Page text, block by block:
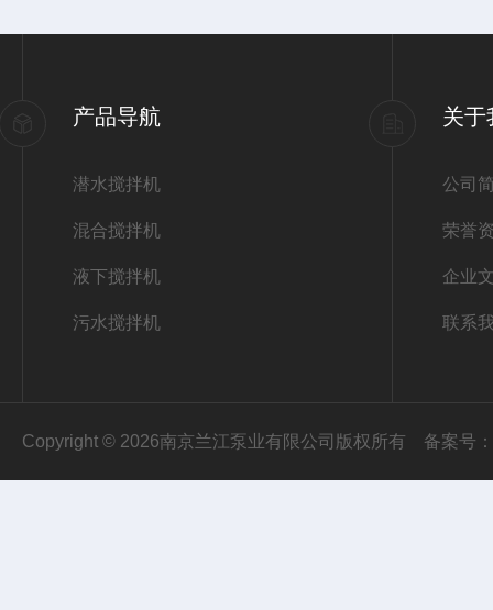
产品导航
潜水搅拌机
混合搅拌机
液下搅拌机
污水搅拌机
关于
公司
荣誉
企业
联系
Copyright © 2026南京兰江泵业有限公司版权所有 备案号